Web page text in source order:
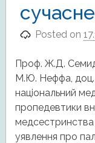
Posted on
Проф. Ж.Д.
М.Ю. Неффа, доц.
національний
пропедевтики
медсестринства
уявлення про